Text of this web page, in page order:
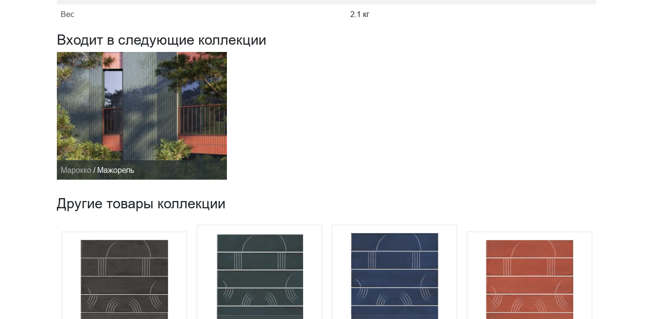
Вес 2.1 кг
Входит в следующие коллекции
Марокко / Мажорель
Другие товары коллекции